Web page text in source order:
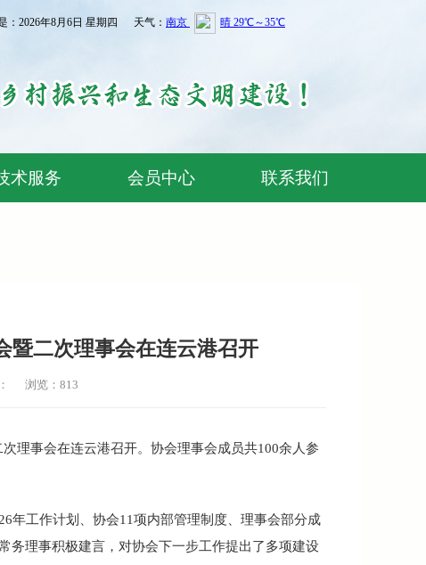
：2026年8月6日 星期四 天气：
术服务 会员中心 联系我们
暨二次理事会在连云港召开
浏览：813
事会在连云港召开。协会理事会成员共100余人参
工作计划、协会11项内部管理制度、理事会部分成
务理事积极建言，对协会下一步工作提出了多项建设